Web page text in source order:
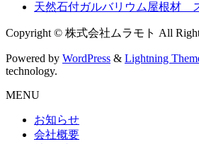
天然石付ガルバリウム屋根材
Copyright © 株式会社ムラモト All
Powered by WordPress & Lightning
technology.
MENU
お知らせ
会社概要